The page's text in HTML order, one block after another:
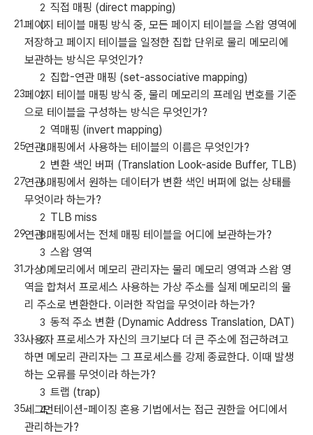
직접 매핑 (direct mapping)
페이지 테이블 매핑 방식 중, 모든 페이지 테이블을 스왑 영역에
저장하고 페이지 테이블을 일정한 집합 단위로 물리 메모리에
보관하는 방식은 무엇인가?
집합-연관 매핑 (set-associative mapping)
페이지 테이블 매핑 방식 중, 물리 메모리의 프레임 번호를 기준
으로 테이블을 구성하는 방식은 무엇인가?
역매핑 (invert mapping)
연관 매핑에서 사용하는 테이블의 이름은 무엇인가?
변환 색인 버퍼 (Translation Look-aside Buffer, TLB)
연관 매핑에서 원하는 데이터가 변환 색인 버퍼에 없는 상태를
무엇이라 하는가?
TLB miss
연관 매핑에서는 전체 매핑 테이블을 어디에 보관하는가?
스왑 영역
가상 메모리에서 메모리 관리자는 물리 메모리 영역과 스왑 영
역을 합쳐서 프로세스 사용하는 가상 주소를 실제 메모리의 물
리 주소로 변환한다. 이러한 작업을 무엇이라 하는가?
동적 주소 변환 (Dynamic Address Translation, DAT)
사용자 프로세스가 자신의 크기보다 더 큰 주소에 접근하려고
하면 메모리 관리자는 그 프로세스를 강제 종료한다. 이때 발생
하는 오류를 무엇이라 하는가?
트랩 (trap)
세그먼테이션-페이징 혼용 기법에서는 접근 권한을 어디에서
관리하는가?